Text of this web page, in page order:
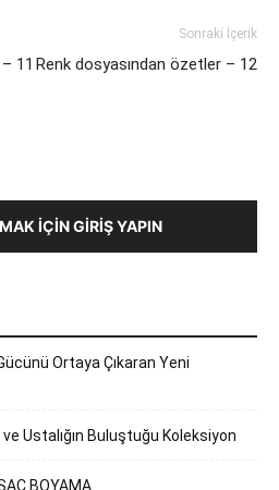
11
Sonraki İçerik
Renk dosyasından özetler – 12
İÇIN GIRIŞ YAPIN
Ortaya Çıkaran Yeni
Ustalığın Buluştuğu Koleksiyon
BOYAMA